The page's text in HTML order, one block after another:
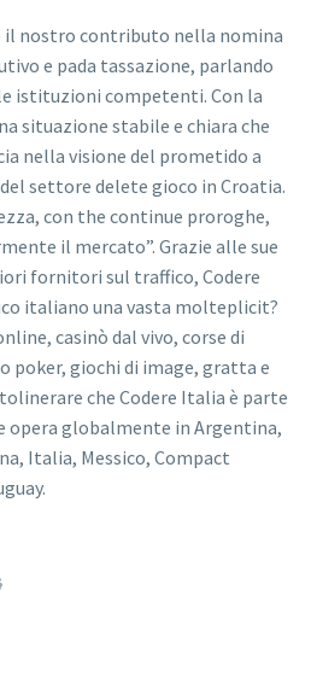
il nostro contributo nella nomina
e pada tassazione, parlando
istituzioni competenti. Con la
situazione stabile e chiara che
nella visione del prometido a
settore delete gioco in Croatia.
con the continue proroghe,
il mercato”. Grazie alle sue
fornitori sul traffico, Codere
italiano una vasta molteplicit?
casinò dal vivo, corse di
poker, giochi di image, gratta e
che Codere Italia è parte
opera globalmente in Argentina,
Italia, Messico, Compact